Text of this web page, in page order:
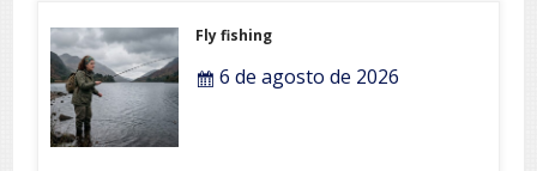
Fly fishing
6 de agosto de 2026